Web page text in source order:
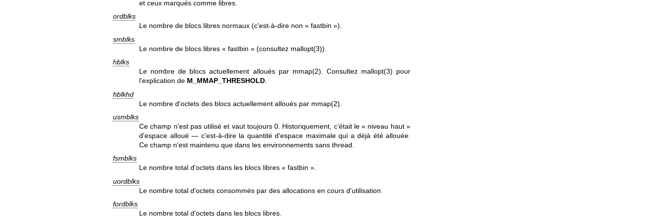
et ceux marqués comme libres.
ordblks
Le nombre de blocs libres normaux (c'est-à-dire non « fastbin »).
smblks
Le nombre de blocs libres « fastbin » (consultez mallopt(3)).
hblks
Le nombre de blocs actuellement alloués par mmap(2). Consultez mallopt(3) pour
l'explication de M_MMAP_THRESHOLD.
hblkhd
Le nombre d'octets des blocs actuellement alloués par mmap(2)
usmblks
Ce champ n'est pas utilisé et vaut toujours 0. Historiquement, c’était le « niveau haut »
d'espace alloué — c'est-à-dire la quantité d'espace maximale qui a déjà été allouée.
Ce champ n'est maintenu que dans les environnements sans thread.
fsmblks
Le nombre total d'octets dans les blocs libres « fastbin ».
uordblks
Le nombre total d'octets consommés par des allocations en cours d'utilisation.
fordblks
Le nombre total d'octets dans les blocs libres.